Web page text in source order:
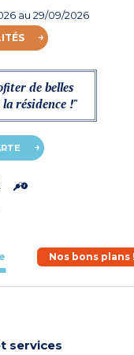
au 29/09/2026
de belles
la résidence !"
Nos bons plans
services